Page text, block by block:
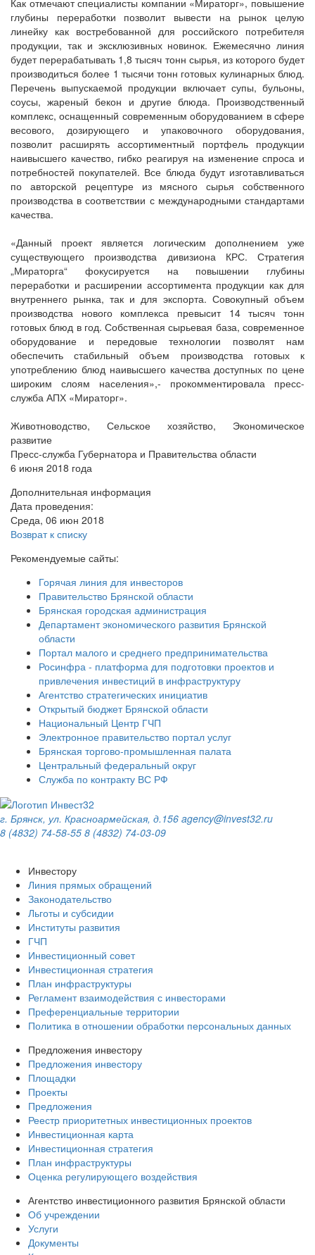
Как отмечают специалисты компании «Мираторг», повышение
глубины переработки позволит вывести на рынок целую
линейку как востребованной для российского потребителя
продукции, так и эксклюзивных новинок. Ежемесячно линия
будет перерабатывать 1,8 тысяч тонн сырья, из которого будет
производиться более 1 тысячи тонн готовых кулинарных блюд.
Перечень выпускаемой продукции включает супы, бульоны,
соусы, жареный бекон и другие блюда. Производственный
комплекс, оснащенный современным оборудованием в сфере
весового, дозирующего и упаковочного оборудования,
позволит расширять ассортиментный портфель продукции
наивысшего качество, гибко реагируя на изменение спроса и
потребностей покупателей. Все блюда будут изготавливаться
по авторской рецептуре из мясного сырья собственного
производства в соответствии с международными стандартами
качества.
«Данный проект является логическим дополнением уже
существующего производства дивизиона КРС. Стратегия
„Мираторга“ фокусируется на повышении глубины
переработки и расширении ассортимента продукции как для
внутреннего рынка, так и для экспорта. Совокупный объем
производства нового комплекса превысит 14 тысяч тонн
готовых блюд в год. Собственная сырьевая база, современное
оборудование и передовые технологии позволят нам
обеспечить стабильный объем производства готовых к
употреблению блюд наивысшего качества доступных по цене
широким слоям населения»,- прокомментировала пресс-
служба АПХ «Мираторг».
Животноводство, Сельское хозяйство, Экономическое
развитие
Пресс-служба Губернатора и Правительства области
6 июня 2018 года
Дополнительная информация
Дата проведения:
Среда, 06 июн 2018
Возврат к списку
Рекомендуемые сайты:
Горячая линия для инвесторов
Правительство Брянской области
Брянская городская администрация
Департамент экономического развития Брянской
области
Портал малого и среднего предпринимательства
Росинфра - платформа для подготовки проектов и
привлечения инвестиций в инфраструктуру
Агентство стратегических инициатив
Открытый бюджет Брянской области
Национальный Центр ГЧП
Электронное правительство портал услуг
Брянская торгово-промышленная палата
Центральный федеральный округ
Служба по контракту ВС РФ
г. Брянск, ул. Красноармейская, д.156 agency@invest32.ru
8 (4832) 74-58-55 8 (4832) 74-03-09
Инвестору
Линия прямых обращений
Законодательство
Льготы и субсидии
Институты развития
ГЧП
Инвестиционный совет
Инвестиционная стратегия
План инфраструктуры
Регламент взаимодействия с инвесторами
Преференциальные территории
Политика в отношении обработки персональных данных
Предложения инвестору
Предложения инвестору
Площадки
Проекты
Предложения
Реестр приоритетных инвестиционных проектов
Инвестиционная карта
Инвестиционная стратегия
План инфраструктуры
Оценка регулирующего воздействия
Агентство инвестиционного развития Брянской области
Об учреждении
Услуги
Документы